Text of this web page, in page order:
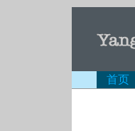
首页